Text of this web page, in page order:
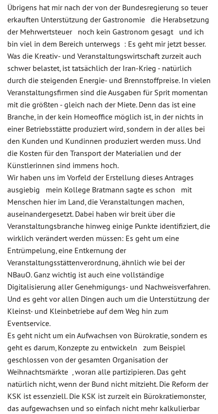
Übrigens hat mir nach der von der Bundesregierung so teuer
erkauften Unterstützung der Gastronomie die Herabsetzung
der Mehrwertsteuer noch kein Gastronom gesagt und ich
bin viel in dem Bereich unterwegs : Es geht mir jetzt besser.
Was die Kreativ- und Veranstaltungswirtschaft zurzeit auch
schwer belastet, ist tatsächlich der Iran-Krieg - natürlich
durch die steigenden Energie- und Brennstoffpreise. In vielen
Veranstaltungsfirmen sind die Ausgaben für Sprit momentan
mit die größten - gleich nach der Miete. Denn das ist eine
Branche, in der kein Homeoffice möglich ist, in der nichts in
einer Betriebsstätte produziert wird, sondern in der alles bei
den Kunden und Kundinnen produziert werden muss. Und
die Kosten für den Transport der Materialien und der
Künstlerinnen sind immens hoch.
Wir haben uns im Vorfeld der Erstellung dieses Antrages
ausgiebig mein Kollege Bratmann sagte es schon mit
Menschen hier im Land, die Veranstaltungen machen,
auseinandergesetzt. Dabei haben wir breit über die
Veranstaltungsbranche hinweg einige Punkte identifiziert, die
wirklich verändert werden müssen: Es geht um eine
Entrümpelung, eine Entkernung der
Veranstaltungsstättenverordnung, ähnlich wie bei der
NBauO. Ganz wichtig ist auch eine vollständige
Digitalisierung aller Genehmigungs- und Nachweisverfahren.
Und es geht vor allen Dingen auch um die Unterstützung der
Kleinst- und Kleinbetriebe auf dem Weg hin zum
Eventservice.
Es geht nicht um ein Aufwachsen von Bürokratie, sondern es
geht es darum, Konzepte zu entwickeln zum Beispiel
geschlossen von der gesamten Organisation der
Weihnachtsmärkte , woran alle partizipieren. Das geht
natürlich nicht, wenn der Bund nicht mitzieht. Die Reform der
KSK ist essenziell. Die KSK ist zurzeit ein Bürokratiemonster,
das aufgewachsen und so einfach nicht mehr kalkulierbar